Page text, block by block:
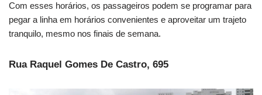
Com esses horários, os passageiros podem se programar para
pegar a linha em horários convenientes e aproveitar um trajeto
tranquilo, mesmo nos finais de semana.
Rua Raquel Gomes De Castro, 695